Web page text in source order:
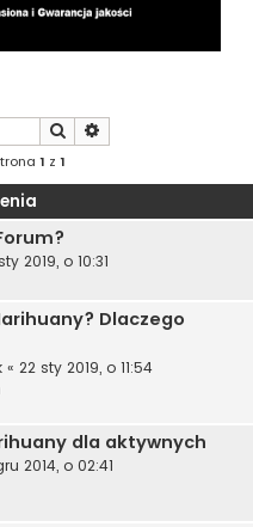
Szukaj
1 z 1
2019, o 10:31
Dlaczego
« 22 sty 2019, o 11:54
dla aktywnych
2014, o 02:41